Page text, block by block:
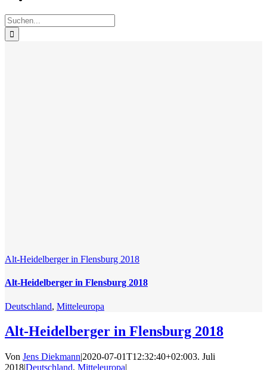
Suche
nach:
Alt-Heidelberger in Flensburg 2018
Alt-Heidelberger in Flensburg 2018
Deutschland, Mitteleuropa
Alt-Heidelberger in Flensburg 2018
Von Jens Diekmann|2020-07-01T12:32:40+02:003. Juli
2018|Deutschland, Mitteleuropa|